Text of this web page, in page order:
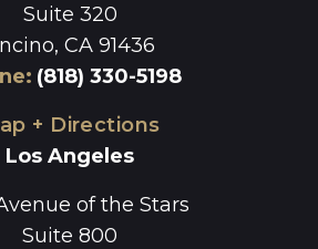
Suite 320
CA 91436
: (818) 330-5198
+ Directions
Los Angeles
of the Stars
Suite 800